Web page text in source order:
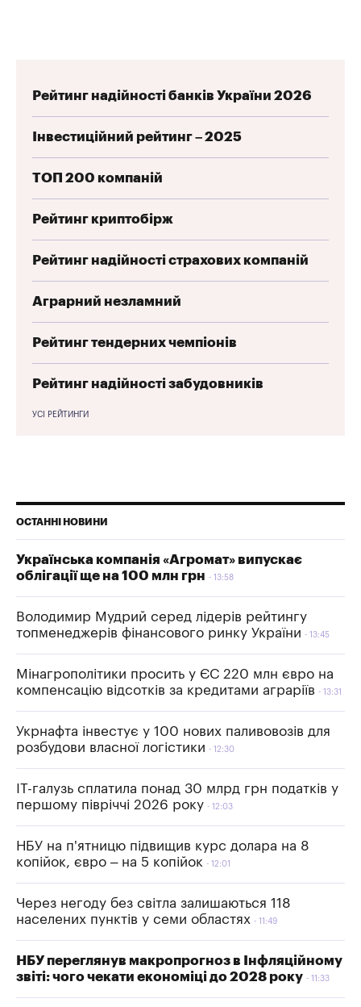
Рейтинг надійності банків України 2026
Інвестиційний рейтинг – 2025
ТОП 200 компаній
Рейтинг криптобірж
Рейтинг надійності страхових компаній
Аграрний незламний
Рейтинг тендерних чемпіонів
Рейтинг надійності забудовників
УСІ РЕЙТИНГИ
ОСТАННІ НОВИНИ
Українська компанія «Агромат» випускає
облігації ще на 100 млн грн
13:58
Володимир Мудрий серед лідерів рейтингу
топменеджерів фінансового ринку України
13:45
Мінагрополітики просить у ЄС 220 млн євро на
компенсацію відсотків за кредитами аграріїв
13:31
Укрнафта інвестує у 100 нових паливовозів для
розбудови власної логістики
12:30
IT-галузь сплатила понад 30 млрд грн податків у
першому півріччі 2026 року
12:03
НБУ на п'ятницю підвищив курс долара на 8
копійок, євро – на 5 копійок
12:01
Через негоду без світла залишаються 118
населених пунктів у семи областях
11:49
НБУ переглянув макропрогноз в Інфляційному
звіті: чого чекати економіці до 2028 року
11:33